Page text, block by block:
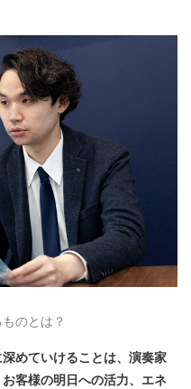
のとは？
めていけることは、演奏家
客様の明日への活力、エネ